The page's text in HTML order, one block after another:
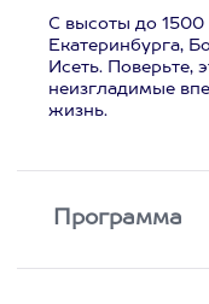
С высоты до 1500
Екатеринбурга,
Исеть. Поверьте,
неизгладимые
жизнь.
Программа